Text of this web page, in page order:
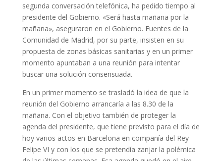
segunda conversación telefónica, ha pedido tiempo al
presidente del Gobierno. «Será hasta mañana por la
mañana», aseguraron en el Gobierno. Fuentes de la
Comunidad de Madrid, por su parte, insisten en su
propuesta de zonas básicas sanitarias y en un primer
momento apuntaban a una reunión para intentar
buscar una solución consensuada.
En un primer momento se trasladó la idea de que la
reunión del Gobierno arrancaría a las 8.30 de la
mañana. Con el objetivo también de proteger la
agenda del presidente, que tiene previsto para el día de
hoy varios actos en Barcelona en compañía del Rey
Felipe VI y con los que se pretendía zanjar la polémica